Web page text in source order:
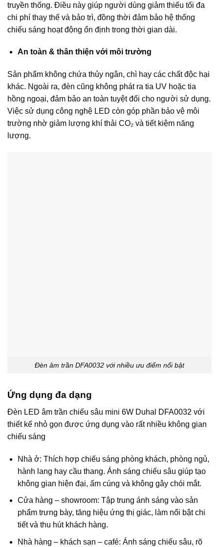
truyền thống. Điều này giúp người dùng giảm thiểu tối đa
chi phí thay thế và bảo trì, đồng thời đảm bảo hệ thống
chiếu sáng hoạt động ổn định trong thời gian dài.
An toàn & thân thiện với môi trường
Sản phẩm không chứa thủy ngân, chì hay các chất độc hại
khác. Ngoài ra, đèn cũng không phát ra tia UV hoặc tia
hồng ngoại, đảm bảo an toàn tuyệt đối cho người sử dụng.
Việc sử dụng công nghệ LED còn góp phần bảo vệ môi
trường nhờ giảm lượng khí thải CO₂ và tiết kiệm năng
lượng.
Đèn âm trần DFA0032 với nhiều ưu điểm nổi bật
Ứng dụng đa dạng
Đèn LED âm trần chiếu sâu mini 6W Duhal DFA0032 với
thiết kế nhỏ gọn được ứng dụng vào rất nhiều không gian
chiếu sáng
Nhà ở: Thích hợp chiếu sáng phòng khách, phòng ngủ,
hành lang hay cầu thang. Ánh sáng chiếu sâu giúp tạo
không gian hiện đại, ấm cúng và không gây chói mắt.
Cửa hàng – showroom: Tập trung ánh sáng vào sản
phẩm trưng bày, tăng hiệu ứng thị giác, làm nổi bật chi
tiết và thu hút khách hàng.
Nhà hàng – khách sạn – café: Ánh sáng chiếu sâu, rõ